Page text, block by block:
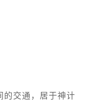
的交通，居于神计